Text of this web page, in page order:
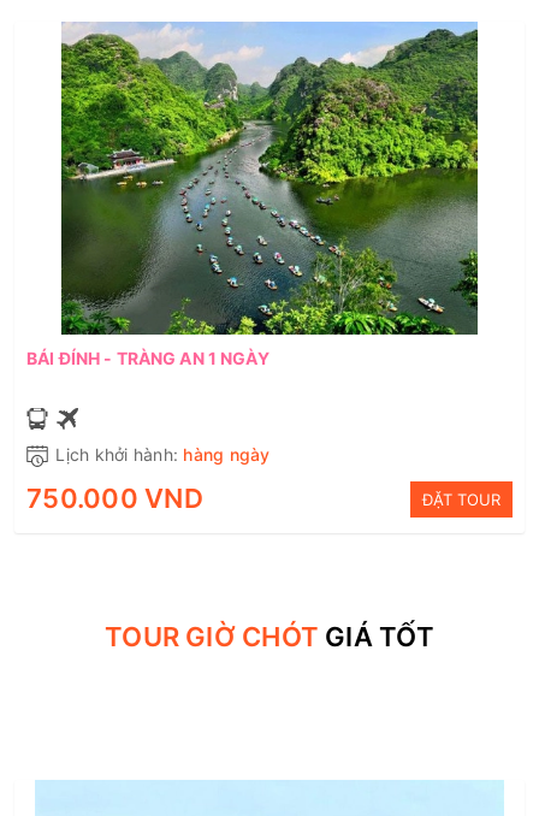
BÁI ĐÍNH - TRÀNG AN 1 NGÀY
Lịch khởi hành: hàng ngày
750.000 VND ĐẶT TOUR
TOUR GIỜ CHÓT GIÁ TỐT